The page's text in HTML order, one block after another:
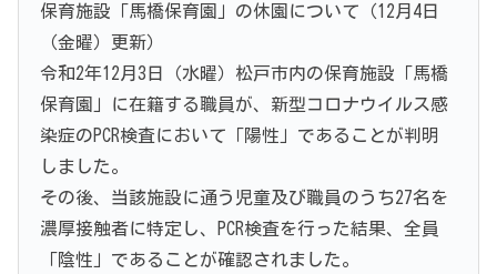
保育施設「馬橋保育園」の休園について（12月4日
（金曜）更新）
令和2年12月3日（水曜）松戸市内の保育施設「馬橋
保育園」に在籍する職員が、新型コロナウイルス感
染症のPCR検査において「陽性」であることが判明
しました。
その後、当該施設に通う児童及び職員のうち27名を
濃厚接触者に特定し、PCR検査を行った結果、全員
「陰性」であることが確認されました。